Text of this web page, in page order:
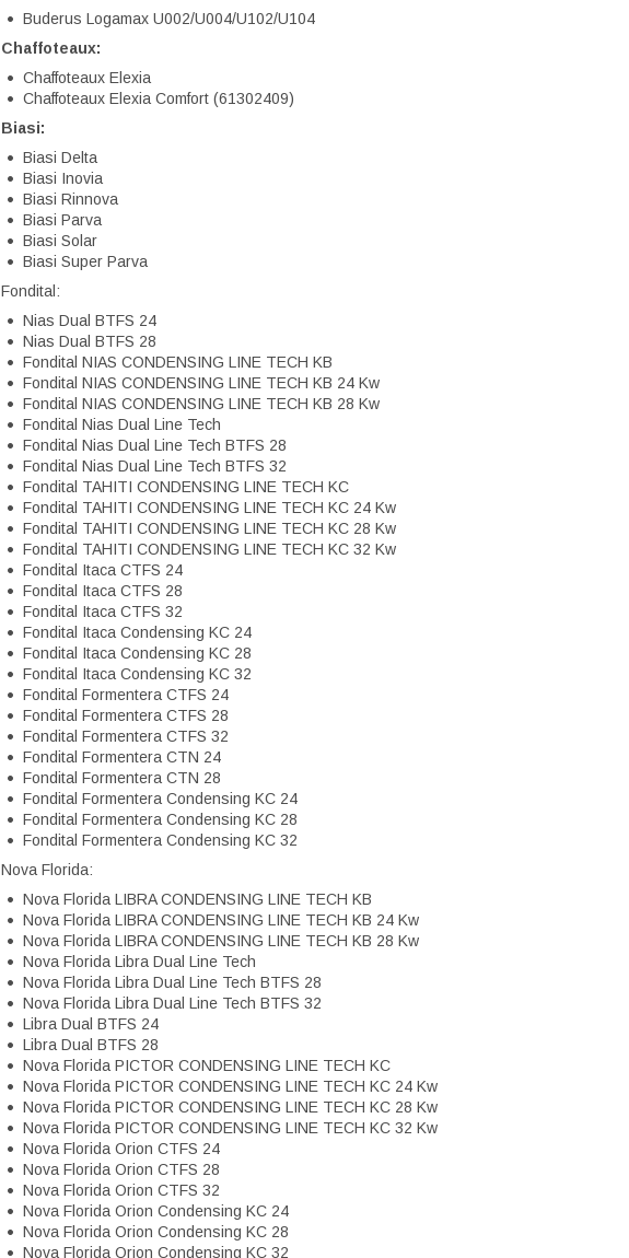
Buderus Logamax U002/U004/U102/U104
Chaffoteaux:
Chaffoteaux Elexia
Chaffoteaux Elexia Comfort (61302409)
Biasi:
Biasi Delta
Biasi Inovia
Biasi Rinnova
Biasi Parva
Biasi Solar
Biasi Super Parva
Fondital:
Nias Dual BTFS 24
Nias Dual BTFS 28
Fondital NIAS CONDENSING LINE TECH KB
Fondital NIAS CONDENSING LINE TECH KB 24 Kw
Fondital NIAS CONDENSING LINE TECH KB 28 Kw
Fondital Nias Dual Line Tech
Fondital Nias Dual Line Tech BTFS 28
Fondital Nias Dual Line Tech BTFS 32
Fondital TAHITI CONDENSING LINE TECH KC
Fondital TAHITI CONDENSING LINE TECH KC 24 Kw
Fondital TAHITI CONDENSING LINE TECH KC 28 Kw
Fondital TAHITI CONDENSING LINE TECH KC 32 Kw
Fondital Itaca CTFS 24
Fondital Itaca CTFS 28
Fondital Itaca CTFS 32
Fondital Itaca Condensing KC 24
Fondital Itaca Condensing KC 28
Fondital Itaca Condensing KC 32
Fondital Formentera CTFS 24
Fondital Formentera CTFS 28
Fondital Formentera CTFS 32
Fondital Formentera CTN 24
Fondital Formentera CTN 28
Fondital Formentera Condensing KC 24
Fondital Formentera Condensing KC 28
Fondital Formentera Condensing KC 32
Nova Florida:
Nova Florida LIBRA CONDENSING LINE TECH KB
Nova Florida LIBRA CONDENSING LINE TECH KB 24 Kw
Nova Florida LIBRA CONDENSING LINE TECH KB 28 Kw
Nova Florida Libra Dual Line Tech
Nova Florida Libra Dual Line Tech BTFS 28
Nova Florida Libra Dual Line Tech BTFS 32
Libra Dual BTFS 24
Libra Dual BTFS 28
Nova Florida PICTOR CONDENSING LINE TECH KC
Nova Florida PICTOR CONDENSING LINE TECH KC 24 Kw
Nova Florida PICTOR CONDENSING LINE TECH KC 28 Kw
Nova Florida PICTOR CONDENSING LINE TECH KC 32 Kw
Nova Florida Orion CTFS 24
Nova Florida Orion CTFS 28
Nova Florida Orion CTFS 32
Nova Florida Orion Condensing KC 24
Nova Florida Orion Condensing KC 28
Nova Florida Orion Condensing KC 32